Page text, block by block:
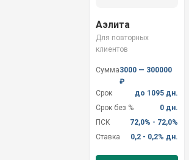
Аэлита
Для повторных
клиентов
Сумма3000 — 300000
₽
Срок
до 1095 дн.
Срок без %
0 дн.
ПСК
72,0% - 72,0%
Ставка
0,2 - 0,2% дн.